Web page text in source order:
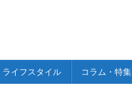
ライフスタイル コラム・特集